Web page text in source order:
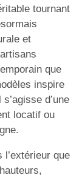
tournant
et
que
inspire
d’une
locatif ou
l’extérieur que